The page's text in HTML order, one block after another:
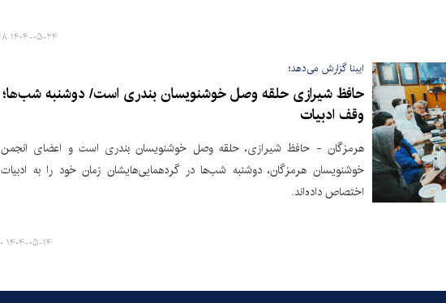
۱۴۰۴-۰۵-۲۴ ۰۸:۴۸
ایبنا گزارش می‌دهد؛
حافظ شیرازی حلقه وصل خوشنویسان بندری است/ دوشنبه شب‌ها؛
وقف ادبیات
هرمزگان - حافظ شیرازی، حلقه وصل خوشنویسان بندری است و اعضای انجمن
خوشنویسان هرمزگان، دوشنبه شب‌ها در گردهمایی‌هایشان زمان خود را به ادبیات
اختصاص داده‌اند.
۱۴۰۴-۰۵-۱۴ ۱۲:۲۰